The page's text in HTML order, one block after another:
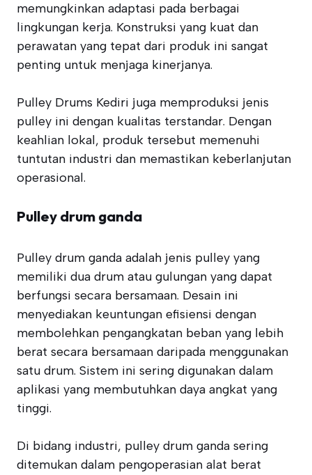
memungkinkan adaptasi pada berbagai
lingkungan kerja. Konstruksi yang kuat dan
perawatan yang tepat dari produk ini sangat
penting untuk menjaga kinerjanya.
Pulley Drums Kediri juga memproduksi jenis
pulley ini dengan kualitas terstandar. Dengan
keahlian lokal, produk tersebut memenuhi
tuntutan industri dan memastikan keberlanjutan
operasional.
Pulley drum ganda
Pulley drum ganda adalah jenis pulley yang
memiliki dua drum atau gulungan yang dapat
berfungsi secara bersamaan. Desain ini
menyediakan keuntungan efisiensi dengan
membolehkan pengangkatan beban yang lebih
berat secara bersamaan daripada menggunakan
satu drum. Sistem ini sering digunakan dalam
aplikasi yang membutuhkan daya angkat yang
tinggi.
Di bidang industri, pulley drum ganda sering
ditemukan dalam pengoperasian alat berat